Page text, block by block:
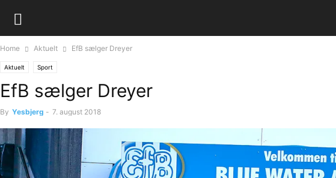
Home Aktuelt EfB sælger Dreyer
Aktuelt Sport
EfB sælger Dreyer
By Yesbjerg - 7. august 2018